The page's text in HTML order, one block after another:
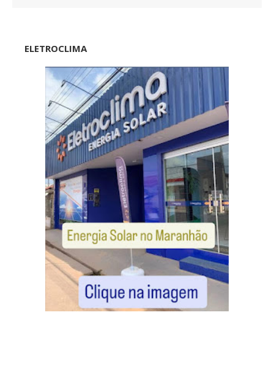
ELETROCLIMA